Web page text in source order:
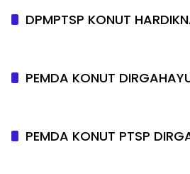
DPMPTSP KONUT
PEMDA KONUT
PEMDA KONUT PTSP